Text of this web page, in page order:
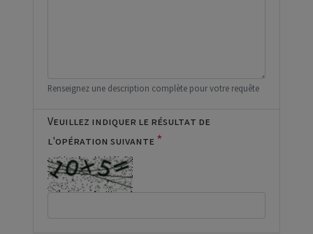
Renseignez une description complète pour votre requête
Veuillez indiquer le résultat de
l'opération suivante *